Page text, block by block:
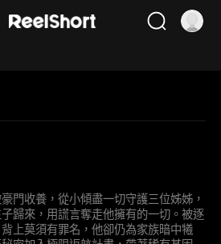
門收養，從小傾盡一切守護三位姊姊，
歸來，用謊言奪走他擁有的一切。被逐
上莫須有罪名，他卻仍為家族暗中犧